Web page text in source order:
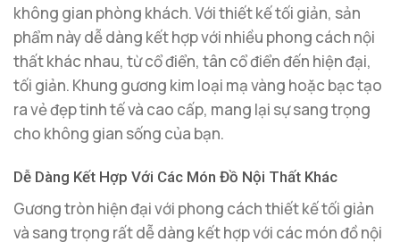
không gian phòng khách. Với thiết kế tối giản, sản
phẩm này dễ dàng kết hợp với nhiều phong cách nội
thất khác nhau, từ cổ điển, tân cổ điển đến hiện đại,
tối giản. Khung gương kim loại mạ vàng hoặc bạc tạo
ra vẻ đẹp tinh tế và cao cấp, mang lại sự sang trọng
cho không gian sống của bạn.
Dễ Dàng Kết Hợp Với Các Món Đồ Nội Thất Khác
Gương tròn hiện đại với phong cách thiết kế tối giản
và sang trọng rất dễ dàng kết hợp với các món đồ nội